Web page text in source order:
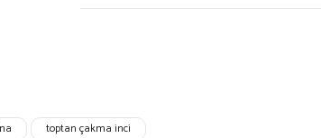
toptan çakma inci